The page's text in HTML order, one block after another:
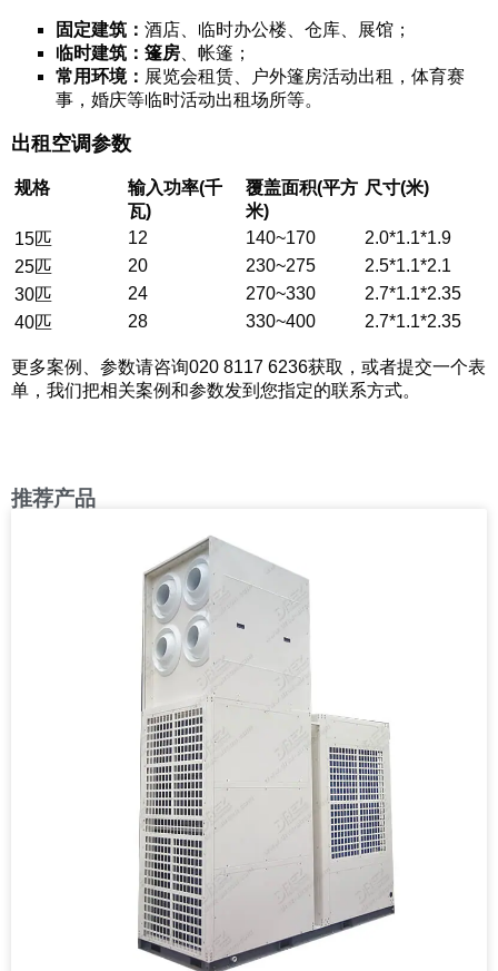
固定建筑： 酒店、临时办公楼、仓库、展馆；
临时建筑： 篷房 、帐篷；
常用环境： 展览会租赁、户外篷房活动出租，体育赛
事，婚庆等临时活动出租场所等。
出租空调参数
规格
输入功率(千
瓦)
覆盖面积(平方
米)
尺寸(米)
15匹 12 140~170
2.0*1.1*1.9
25匹
20 230~275
2.5*1.1*2.1
30匹
24 270~330
2.7*1.1*2.35
40匹
28 330~400 2.7*1.1*2.35
更多案例、参数请咨询020 8117 6236获取，或者提交一个表
单，我们把相关案例和参数发到您指定的联系方式。
推荐产品